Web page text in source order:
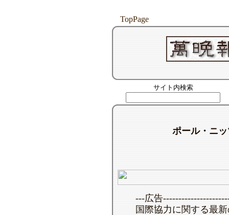
TopPage
サイト内検索
ポール・ニ
---広告
国際協力に関する最